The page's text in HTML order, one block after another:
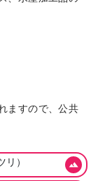
ますので、公共
）